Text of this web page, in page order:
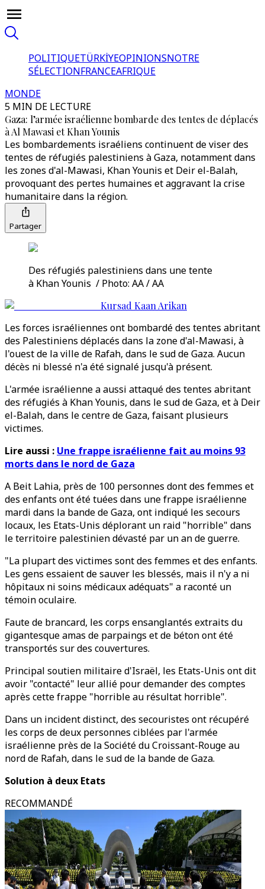
POLITIQUETÜRKİYEOPINIONSNOTRE
SÉLECTIONFRANCEAFRIQUE
MONDE
5 MIN DE LECTURE
Gaza: l’armée israélienne bombarde des tentes de déplacés
à Al Mawasi et Khan Younis
Les bombardements israéliens continuent de viser des
tentes de réfugiés palestiniens à Gaza, notamment dans
les zones d'al-Mawasi, Khan Younis et Deir el-Balah,
provoquant des pertes humaines et aggravant la crise
humanitaire dans la région.
Partager
Des réfugiés palestiniens dans une tente
à Khan Younis / Photo: AA / AA
Kursad Kaan Arikan
Les forces israéliennes ont bombardé des tentes abritant
des Palestiniens déplacés dans la zone d'al-Mawasi, à
l'ouest de la ville de Rafah, dans le sud de Gaza. Aucun
décès ni blessé n'a été signalé jusqu'à présent.
L'armée israélienne a aussi attaqué des tentes abritant
des réfugiés à Khan Younis, dans le sud de Gaza, et à Deir
el-Balah, dans le centre de Gaza, faisant plusieurs
victimes.
Lire aussi : Une frappe israélienne fait au moins 93
morts dans le nord de Gaza
A Beit Lahia, près de 100 personnes dont des femmes et
des enfants ont été tuées dans une frappe israélienne
mardi dans la bande de Gaza, ont indiqué les secours
locaux, les Etats-Unis déplorant un raid "horrible" dans
le territoire palestinien dévasté par un an de guerre.
"La plupart des victimes sont des femmes et des enfants.
Les gens essaient de sauver les blessés, mais il n'y a ni
hôpitaux ni soins médicaux adéquats" a raconté un
témoin oculaire.
Faute de brancard, les corps ensanglantés extraits du
gigantesque amas de parpaings et de béton ont été
transportés sur des couvertures.
Principal soutien militaire d'Israël, les Etats-Unis ont dit
avoir "contacté" leur allié pour demander des comptes
après cette frappe "horrible au résultat horrible".
Dans un incident distinct, des secouristes ont récupéré
les corps de deux personnes ciblées par l'armée
israélienne près de la Société du Croissant-Rouge au
nord de Rafah, dans le sud de la bande de Gaza.
Solution à deux Etats
RECOMMANDÉ